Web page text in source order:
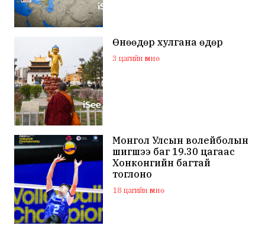
Өнөөдөр хулгана өдөр
3 цагийн өмнө
Монгол Улсын волейболын
шигшээ баг 19.30 цагаас
Хонконгийн багтай
тоглоно
18 цагийн өмнө